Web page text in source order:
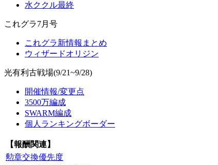
水ククル最終
これグラ7月号
これグラ新情報まとめ
ウィザードオリジン
光有利古戦場(9/21~9/28)
開催情報/変更点
3500万編成
SWARM編成
個人ランキングボーダー
【報酬関連】
勲章交換優先度